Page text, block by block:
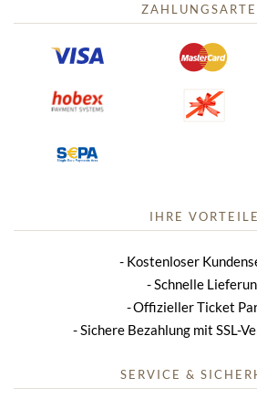
IHRE VORTEILE
Kostenloser
Schnelle
Offizieller Ticket
Sichere Bezahlung mit SSL-
SERVICE &